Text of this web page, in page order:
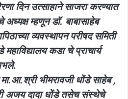
दिन उत्साहाने साजरा करण्यात
म्हणून डॉ. बाबासाहेब
व्यवस्थापन परीषद समिती
कडा चे प्राचार्य
भीमरावजी धोंडे साहेब ,
अजय दादा धोंडे तसेच संस्थेचे